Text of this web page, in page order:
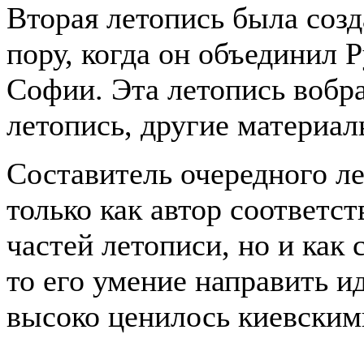
Вторая летопись была
пору, когда он объединил
Софии. Эта летопись
летопись, другие
Составитель очередного
только как автор
частей летописи, но и как
то его умение направить
высоко ценилось